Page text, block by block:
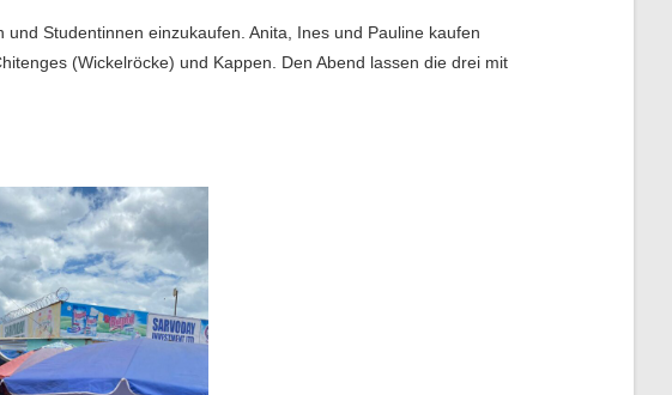
Studentinnen einzukaufen. Anita, Ines und Pauline kaufen
(Wickelröcke) und Kappen. Den Abend lassen die drei mit